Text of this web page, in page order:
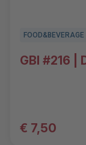
FOOD&BEVERAGE
GBI #216 |
€ 7,50